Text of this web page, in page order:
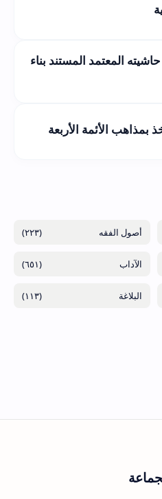
المعتمد المستند بناء
بمذاهب الأئمة الأربعة
(٢٢٣)
(٦٥١)
(١١٣)